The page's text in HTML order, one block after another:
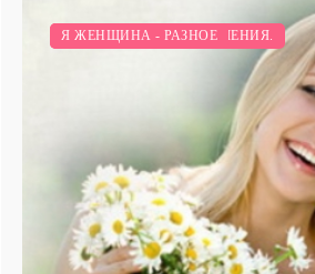
ПСИХОЛОГИЯ И ОТНОШЕНИЯ.
Я ЖЕНЩИНА - РАЗНОЕ